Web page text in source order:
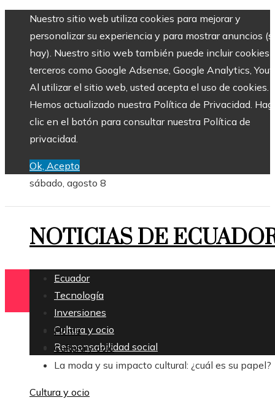
Nuestro sitio web utiliza cookies para mejorar y
personalizar su experiencia y para mostrar anuncios
hay). Nuestro sitio web también puede incluir cookies
terceros como Google Adsense, Google Analytics,
Al utilizar el sitio web, usted acepta el uso de cookies.
Hemos actualizado nuestra Política de Privacidad.
clic en el botón para consultar nuestra Política de
privacidad.
Ok, Acepto
sábado, agosto 8
NOTICIAS DE
Ecuador
Tecnología
Inversiones
Cultura y ocio
Responsabilidad social
Home
Cultura y ocio
La moda y su impacto cultural: ¿cuál es su papel?
Cultura y ocio